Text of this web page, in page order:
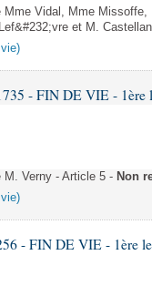
Mme Vidal, Mme
et M.
- FIN DE VIE - 1ère
M. Verny - Article 5 - Non
- FIN DE VIE - 1ère